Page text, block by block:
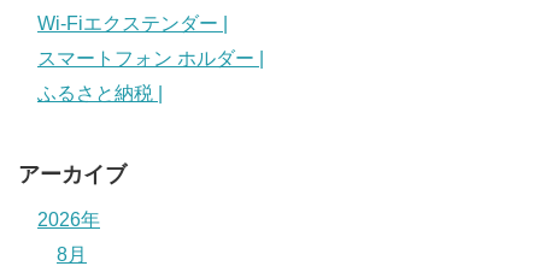
Wi-Fiエクステンダー |
スマートフォン ホルダー |
ふるさと納税 |
アーカイブ
2026年
8月